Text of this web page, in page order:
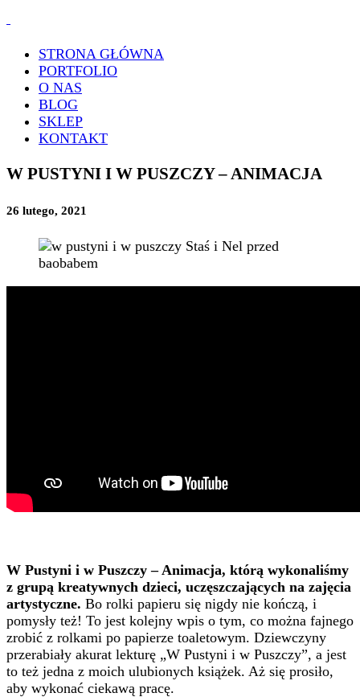
STRONA GŁÓWNA
PORTFOLIO
O NAS
BLOG
SKLEP
KONTAKT
W PUSTYNI I W PUSZCZY – ANIMACJA
26 lutego, 2021
W Pustyni i w Puszczy – Animacja, którą wykonaliśmy
z grupą kreatywnych dzieci, uczęszczających na zajęcia
artystyczne. Bo rolki papieru się nigdy nie kończą, i
pomysły też! To jest kolejny wpis o tym, co można fajnego
zrobić z rolkami po papierze toaletowym. Dziewczyny
przerabiały akurat lekturę „W Pustyni i w Puszczy”, a jest
to też jedna z moich ulubionych książek. Aż się prosiło,
aby wykonać ciekawą pracę.